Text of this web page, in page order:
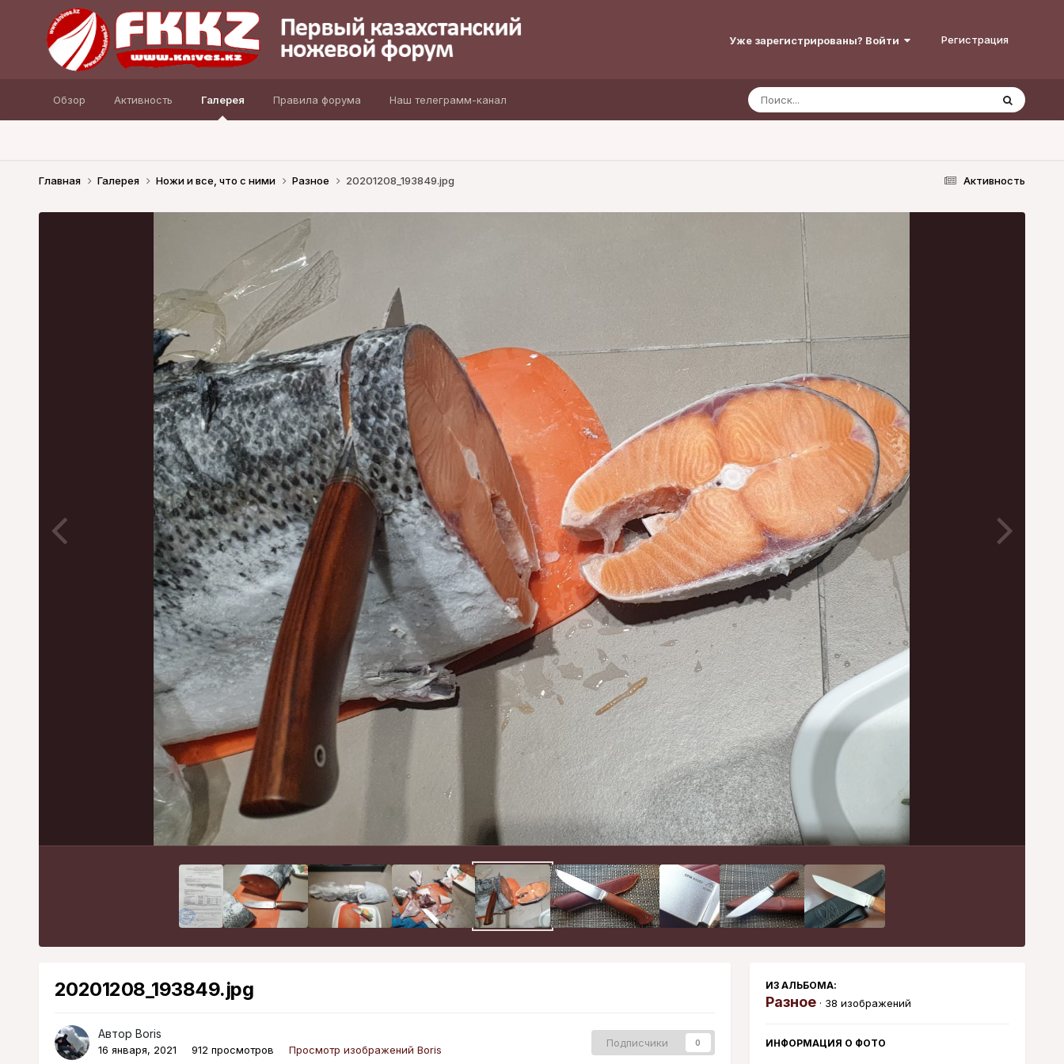
Уже зарегистрированы? Войти Регистрация
Обзор Активность Галерея Правила форума Наш телеграмм-канал
Активность
Главная Галерея Ножи и все, что с ними Разное 20201208_193849.jpg
20201208_193849.jpg
Автор Boris
16 января, 2021 912 просмотров Просмотр изображений Boris
Подписчики 0
ИЗ АЛЬБОМА:
Разное · 38 изображений
ИНФОРМАЦИЯ О ФОТО